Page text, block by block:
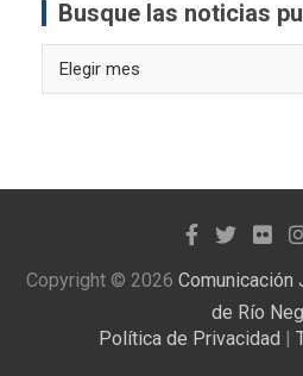
Busque las noticias
las
Copyright © 2026 Comunicación
de Río
Política de Privacidad